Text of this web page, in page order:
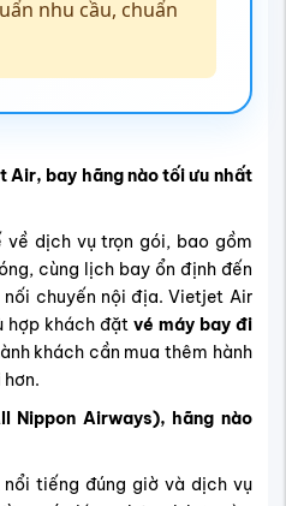
khách cần mua thêm hành
Nippon Airways), hãng nào
có giá cạnh tranh hơn vào
ở chính sách đổi vé linh
nối chuyến đến Kumamoto
Korean Air hay Cathay
tại Seoul với kết nối nhanh,
Hồng Kông, dễ kết hợp du
hợp khách muốn thời gian
với người linh hoạt thời